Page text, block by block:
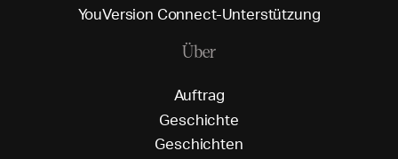
YouVersion Connect-Unterstützung
Über
Auftrag
Geschichte
Geschichten